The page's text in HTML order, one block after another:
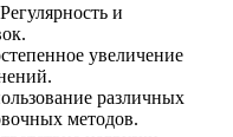
Регулярность и
увеличение
различных
методов.